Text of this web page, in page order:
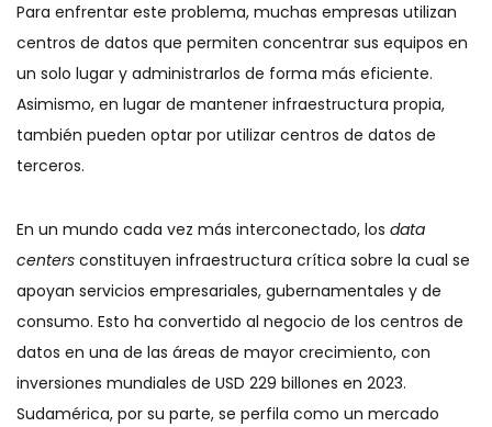
Para enfrentar este problema, muchas empresas utilizan
centros de datos que permiten concentrar sus equipos en
un solo lugar y administrarlos de forma más eficiente.
Asimismo, en lugar de mantener infraestructura propia,
también pueden optar por utilizar centros de datos de
terceros.
En un mundo cada vez más interconectado, los data
centers constituyen infraestructura crítica sobre la cual se
apoyan servicios empresariales, gubernamentales y de
consumo. Esto ha convertido al negocio de los centros de
datos en una de las áreas de mayor crecimiento, con
inversiones mundiales de USD 229 billones en 2023.
Sudamérica, por su parte, se perfila como un mercado